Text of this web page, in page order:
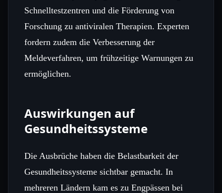
Schnelltestzentren und die Förderung von
Forschung zu antiviralen Therapien. Experten
fordern zudem die Verbesserung der
Meldeverfahren, um frühzeitige Warnungen zu
ermöglichen.
Auswirkungen auf
Gesundheitssysteme
Die Ausbrüche haben die Belastbarkeit der
Gesundheitssysteme sichtbar gemacht. In
mehreren Ländern kam es zu Engpässen bei